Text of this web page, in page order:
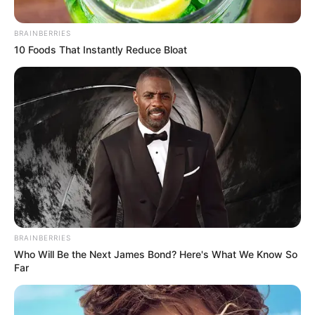
ALERTA BOGOTÁ EN GOOGLE NEWS
DINERO
TRABAJADORES EN COLOMBIA
CAJAS DE COMPENSACIÓN
MANTÉNGASE EN ALERTA
Tenemos todas las noticias que le
interesan. Para estar bien informado, por
favor, active las notificaciones de Alerta.
ACTIVAR AHORA
BRAINBERRIES
10 Foods That Instantly Reduce Bloat
BRAINBERRIES
Who Will Be the Next James Bond? Here's What We Know So
Far